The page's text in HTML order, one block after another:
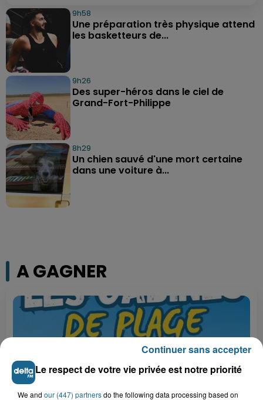
9h58
Une préparation très physique attend
les basketteurs de...
9h26
Des super-héros dans le ciel de
Grand-Fort-Philippe
8h29
Un chien sauvé d'une mort certaine
dans une voiture à...
A GAGNER
Le respect de votre vie privée est notre priorité
We and our (447) partnersdo the following data processing based on
Continuer sans accepter